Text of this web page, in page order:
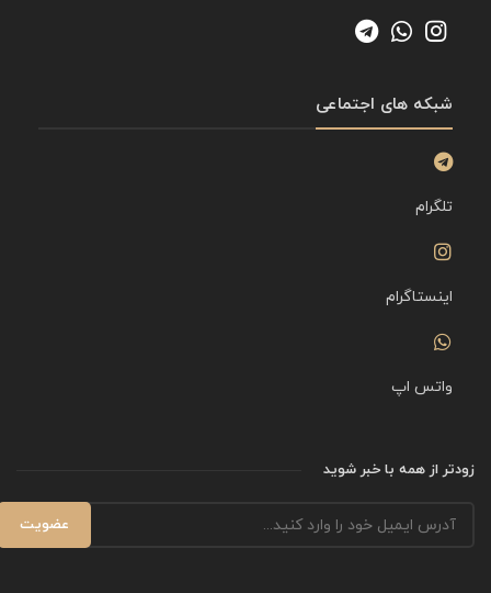
شبکه های اجتماعی
تلگرام
اینستاگرام
واتس اپ
زودتر از همه با خبر شوید